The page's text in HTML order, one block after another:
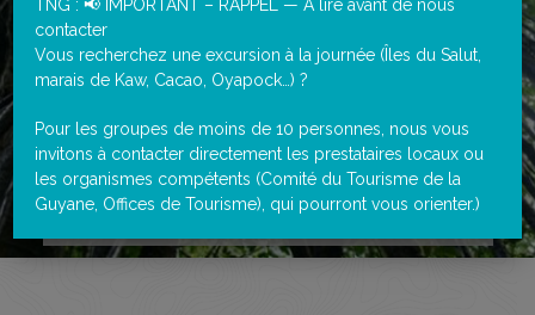
SÉJOUR « T’AIR DE
RENCONTRE »
TNG : 📢 IMPORTANT – RAPPEL — À lire avant de nous
contacter
Vous recherchez une excursion à la journée (Îles du Salut,
marais de Kaw, Cacao, Oyapock…) ?
Pour les groupes de moins de 10 personnes, nous vous
invitons à contacter directement les prestataires locaux ou
les organismes compétents (Comité du Tourisme de la
Guyane, Offices de Tourisme), qui pourront vous orienter.)